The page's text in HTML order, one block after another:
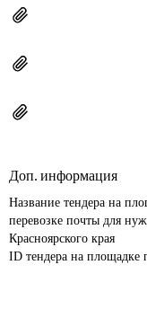
Доп. информация
Название тендера на
перевозке почты для
Красноярского края
ID тендера на площадке